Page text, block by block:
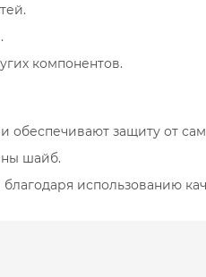
компонентов.
защиту от
шайб.
использованию